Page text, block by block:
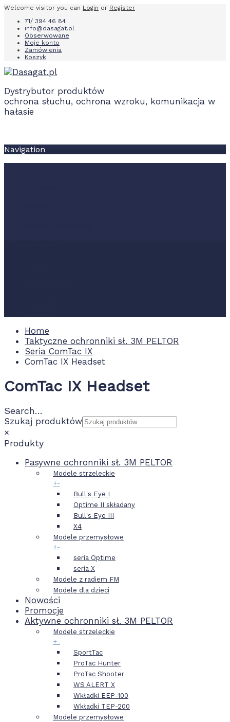
Welcome visitor you can Login or Register
71/ 394 46 84
info@dasagat.pl
Obserwowane
Moje konto
Zamówienia
Koszyk
Dystrybutor produktów
ochrona słuchu, ochrona wzroku, komunikacja w
hałasie
Navigation
Home
Taktyczne ochronniki sł. 3M PELTOR
Seria ComTac IX
ComTac IX Headset
ComTac IX Headset
Search…
Szukaj produktów
×
Produkty
Pasywne ochronniki sł. 3M PELTOR
Modele strzeleckie
+-
Bull's Eye I
Optime II składany
Bull's Eye III
X4
Modele przemysłowe
+-
seria Optime
seria X
Modele z radiem FM
Modele dla dzieci
Nowości
Promocje
Aktywne ochronniki sł. 3M PELTOR
Modele strzeleckie
+-
SportTac
ProTac Hunter
ProTac Shooter
WS ALERT X
Wkładki EEP-100
Wkładki TEP-200
Modele przemysłowe